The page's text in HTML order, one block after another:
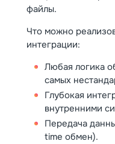
файлы.
Что можно
интеграции:
Любая логика
самых
Глубокая
внутренними
Передача
time обмен).